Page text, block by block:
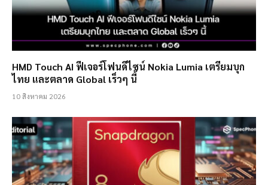
HMD Touch AI ฟีเจอร์โฟนดีไซน์ Nokia Lumia เตรียมบุก
ไทย และตลาด Global เร็วๆ นี้
10 สิงหาคม 2026